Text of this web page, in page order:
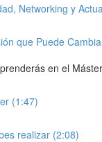
Networking y
que Puede
en el Máster
(1:47)
realizar (2:08)